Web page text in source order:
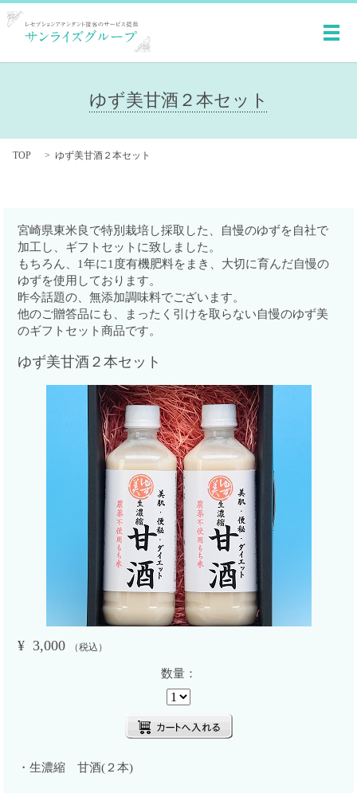
メ
ゆず美甘酒２本セット
TOP ゆず美甘酒２本セット
宮崎県東米良で特別栽培し採取した、自慢のゆずを自社で
加工し、ギフトセットに致しました。
もちろん、1年に1度有機肥料をまき、大切に育んだ自慢の
ゆずを使用しております。
昨今話題の、無添加調味料でございます。
他のご贈答品にも、まったく引けを取らない自慢のゆず美
のギフトセット商品です。
ゆず美甘酒２本セット
¥ 3,000 （税込）
数量：
・生濃縮 甘酒(２本)